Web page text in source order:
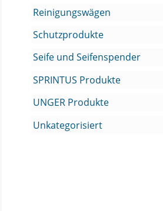
Reinigungswägen
Schutzprodukte
Seife und Seifenspender
SPRINTUS Produkte
UNGER Produkte
Unkategorisiert